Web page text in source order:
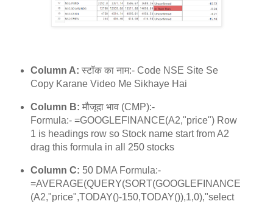
Column A: स्टॉक का नाम:- Code NSE Site Se
Copy Karane Video Me Sikhaye Hai
Column B: मौजूदा भाव (CMP):-
Formula:- =GOOGLEFINANCE(A2,"price") Row
1 is headings row so Stock name start from A2
drag this formula in all 250 stocks
Column C: 50 DMA Formula:-
=AVERAGE(QUERY(SORT(GOOGLEFINANCE
(A2,"price",TODAY()-150,TODAY()),1,0),"select